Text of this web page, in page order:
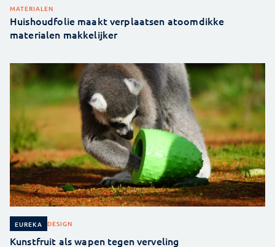
MATERIALEN
Huishoudfolie maakt verplaatsen atoomdikke
materialen makkelijker
EUREKA DESIGN
Kunstfruit als wapen tegen verveling